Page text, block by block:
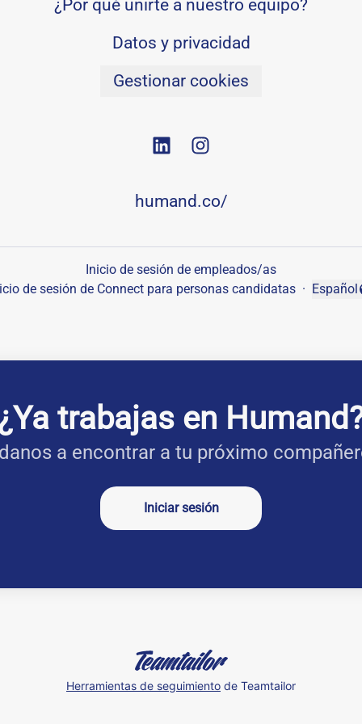
¿Por qué unirte a nuestro equipo?
Datos y privacidad
Gestionar cookies
humand.co/
Inicio de sesión de empleados/as
de sesión de Connect para personas candidatas ·
Cambiar
Español
trabajas en
a encontrar a tu próximo
Iniciar sesión
Herramientas de seguimiento de Teamtailor